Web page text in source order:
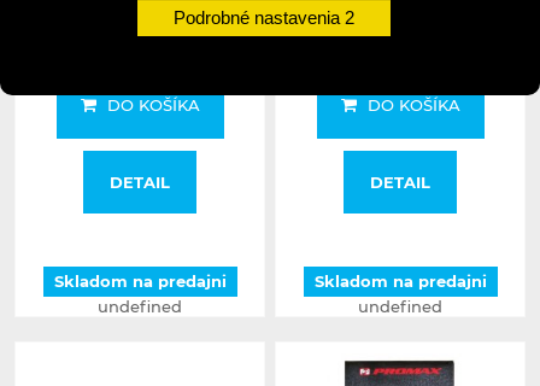
Podrobné nastavenia
2,50 €
DO KOŠÍKA
DETAIL
Skladom na predajni
undefined
DO KOŠÍKA
DETAIL
Skladom na predajni
undefined